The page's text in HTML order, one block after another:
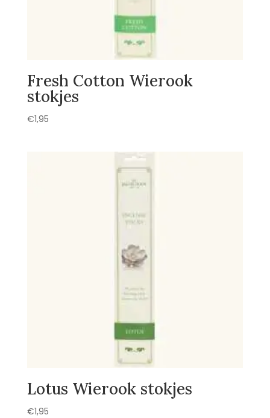
Fresh Cotton Wierook
stokjes
€1,95
Lotus Wierook stokjes
€1,95